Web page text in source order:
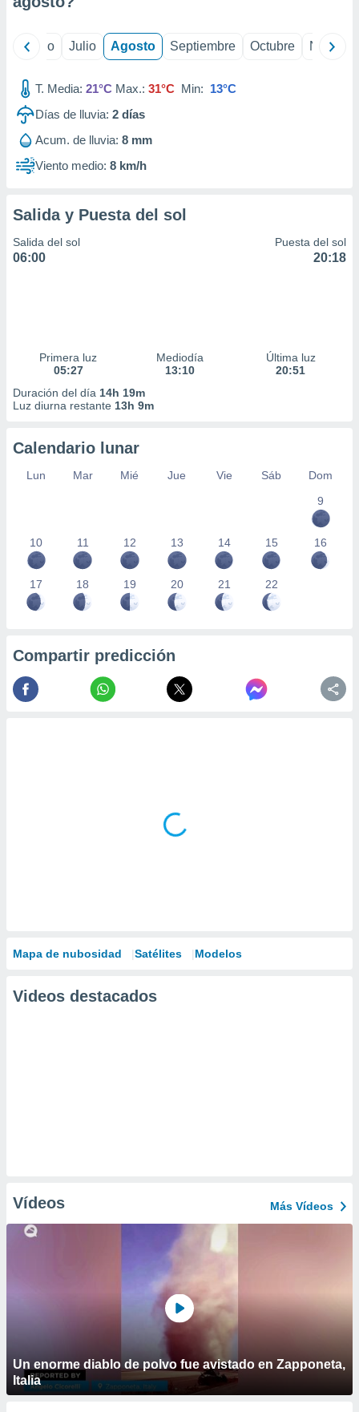
mediante
publicidad
publicidad
1199
Junio Julio Agosto Septiembre Octubre
T. Media: 21°C Max.: 31°C Min: 13°C
Días de lluvia: 2 días
Acum. de lluvia: 8 mm
Viento medio: 8 km/h
Salida y Puesta del sol
Salida del sol
06:00
Puesta del sol
20:18
Primera luz
05:27
Mediodía
13:10
Última luz
20:51
Duración del día 14h 19m
Luz diurna restante 13h 9m
Calendario lunar
Lun Mar Mié Jue Vie Sáb
Dom
9
10 11 12 13 14 15 16
17 18 19 20 21 22
Compartir predicción
Mapa de nubosidad Satélites Modelos
Videos destacados
Vídeos Más Vídeos
Un enorme diablo de polvo fue avistado en Zapponeta,
Italia